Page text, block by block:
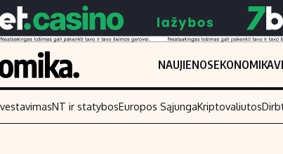
NAUJIENOSEKONOMIKA
NT ir statybosEuropos SąjungaKriptovaliutos